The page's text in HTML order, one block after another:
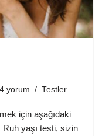
4 yorum Testler
için aşağıdaki
Ruh yaşı testi, sizin